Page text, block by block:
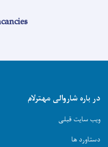
در باره شاروالی مهترلام
ویب سایت قبلی
دستاورد ها